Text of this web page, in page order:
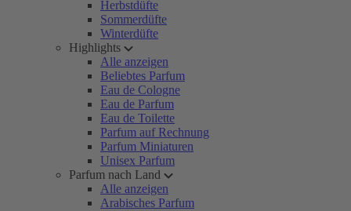
Herbstdüfte
Sommerdüfte
Winterdüfte
Highlights
Alle anzeigen
Beliebtes Parfum
Eau de Cologne
Eau de Parfum
Eau de Toilette
Parfum auf Rechnung
Parfum Miniaturen
Unisex Parfum
Parfum nach Land
Alle anzeigen
Arabisches Parfum